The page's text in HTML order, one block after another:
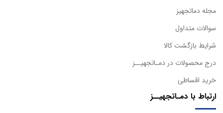
مجله دماتجهیز
سوالات متداول
شرایط بازگشت کالا
درج محصولات در دمـاتجهیــز
خرید اقساطی
ارتباط با دمـاتجهیــز